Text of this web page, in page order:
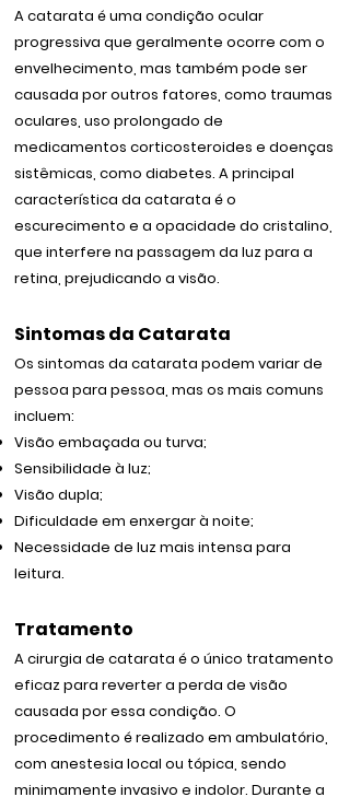
A catarata é uma condição ocular
progressiva que geralmente ocorre com o
envelhecimento, mas também pode ser
causada por outros fatores, como traumas
oculares, uso prolongado de
medicamentos corticosteroides e doenças
sistêmicas, como diabetes. A principal
característica da catarata é o
escurecimento e a opacidade do cristalino,
que interfere na passagem da luz para a
retina, prejudicando a visão.
Sintomas da Catarata
Os sintomas da catarata podem variar de
pessoa para pessoa, mas os mais comuns
incluem:
Visão embaçada ou turva;
Sensibilidade à luz;
Visão dupla;
Dificuldade em enxergar à noite;
Necessidade de luz mais intensa para
leitura.
Tratamento
A cirurgia de catarata é o único tratamento
eficaz para reverter a perda de visão
causada por essa condição. O
procedimento é realizado em ambulatório,
com anestesia local ou tópica, sendo
minimamente invasivo e indolor. Durante a